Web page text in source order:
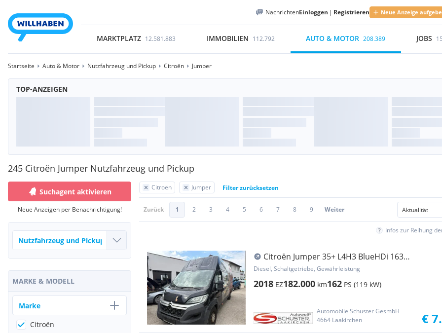
NachrichtenEinloggen | Registrieren Neue Anzeige
MARKTPLATZ 12.581.883 IMMOBILIEN 112.792 AUTO & MOTOR 208.389 JOBS
Startseite Auto & Motor Nutzfahrzeug und Pickup Citroën Jumper
TOP-ANZEIGEN
245 Citroën Jumper Nutzfahrzeug und Pickup
Citroën Jumper Filter zurücksetzen
Zurück 1 2 3 4 5 6 7 8 9 Weiter
Infos zur Reihung
Citroën Jumper 35+ L4H3 BlueHDi 163
Transporter / Kastenwagen
Diesel, Schaltgetriebe, Gewährleistung
2018 EZ182.000 km162 PS (119 kW)
Automobile Schuster GesmbH
4664 Laakirchen
€
Suchagent aktivieren
Neue Anzeigen per Benachrichtigung!
MARKE & MODELL
Marke
Citroën